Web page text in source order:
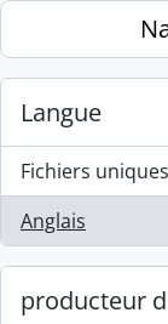
Skip to main content
Langue
Fichiers uniques
, 1 résultats
Anglais
, 1 résultats
producteur